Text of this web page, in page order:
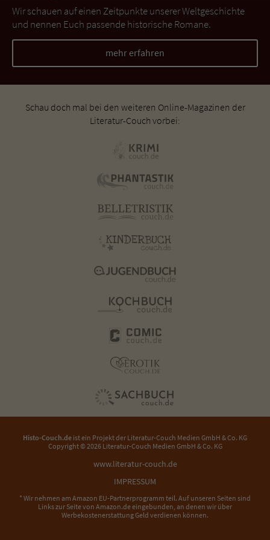
Wir schauen auf einen Zeitpunkte unserer Weltgeschichte
und nennen Euch passende historische Romane.
mehr erfahren
Schau doch mal bei den weiteren Online-Magazinen der
Literatur-Couch vorbei:
Histo-Couch.de ist ein Projekt der Literatur-Couch Medien GmbH & Co. KG
Copyright © 2026 Literatur-Couch Medien GmbH & Co. KG
www.literatur-couch.de
IMPRESSUM
* Wir nehmen am Amazon EU-Partnerprogramm teil. Auf unseren Seiten sind
Links zur Seite von Amazon.de eingebunden, an denen wir über
Werbekostenerstattung Geld verdienen können.